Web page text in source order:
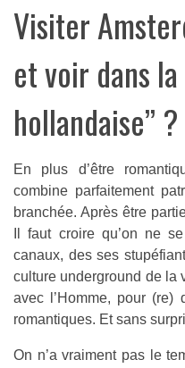
Visiter
et voir dans la
hollandaise’’ ?
En plus d’être
combine parfaitement
branchée. Après être
Il faut croire qu’on ne
canaux, des ses
culture underground de la
avec l’Homme, pour (re)
romantiques. Et sans
On n’a vraiment pas le